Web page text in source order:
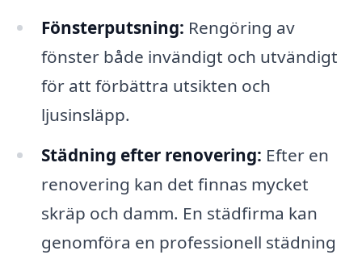
Fönsterputsning: Rengöring av
fönster både invändigt och utvändigt
för att förbättra utsikten och
ljusinsläpp.
Städning efter renovering: Efter en
renovering kan det finnas mycket
skräp och damm. En städfirma kan
genomföra en professionell städning